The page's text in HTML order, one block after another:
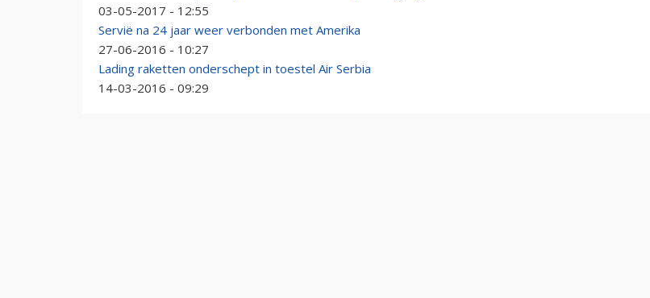
03-05-2017 - 12:55
Servië na 24 jaar weer verbonden met Amerika
27-06-2016 - 10:27
Lading raketten onderschept in toestel Air Serbia
14-03-2016 - 09:29